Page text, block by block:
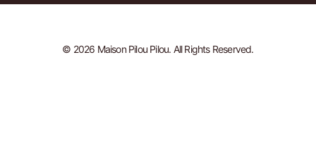
© 2026 Maison Pilou Pilou. All Rights Reserved.